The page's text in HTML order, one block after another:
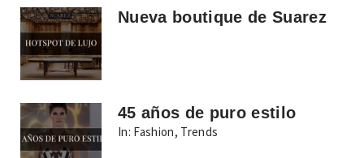
Nueva boutique de Suarez
45 años de puro estilo
In: Fashion, Trends